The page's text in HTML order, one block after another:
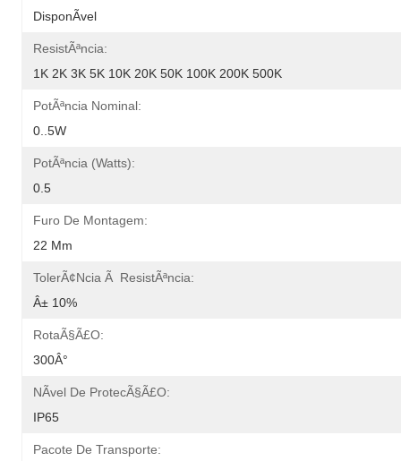
DisponÃ­vel
ResistÃªncia:
1K 2K 3K 5K 10K 20K 50K 100K 200K 500K
PotÃªncia Nominal:
0..5W
PotÃªncia (watts):
0.5
Furo De Montagem:
22 Mm
TolerÃ¢ncia Ã ResistÃªncia:
Â± 10%
RotaÃ§Ã£o:
300Â°
NÃ­vel De ProtecÃ§Ã£o:
IP65
Pacote De Transporte: